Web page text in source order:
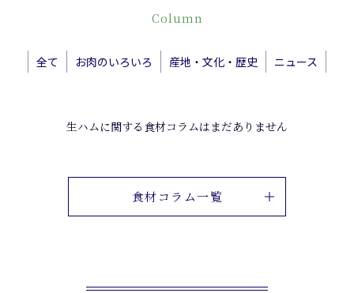
Column
全て お肉のいろいろ 産地・文化・歴史 ニュース
生ハムに関する食材コラムはまだありません
食材コラム一覧